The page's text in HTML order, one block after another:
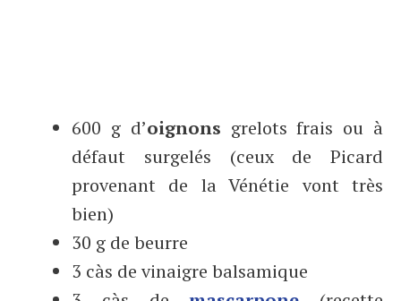
600 g d’oignons grelots frais ou à
défaut surgelés (ceux de Picard
provenant de la Vénétie vont très
bien)
30 g de beurre
3 càs de vinaigre balsamique